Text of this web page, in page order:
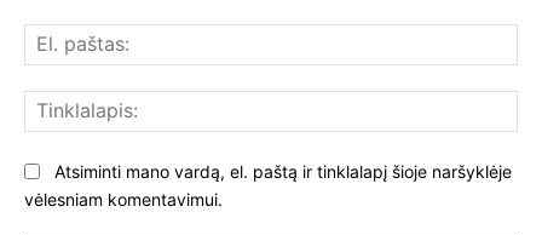
Atsiminti mano vardą, el. paštą ir tinklalapį šioje naršyklėje
vėlesniam komentavimui.